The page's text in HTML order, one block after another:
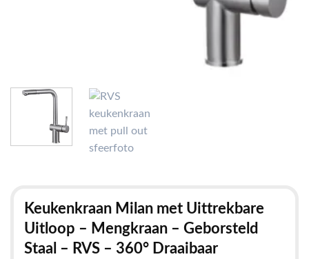
Keukenkraan Milan met Uittrekbare
Uitloop – Mengkraan – Geborsteld
Staal – RVS – 360° Draaibaar